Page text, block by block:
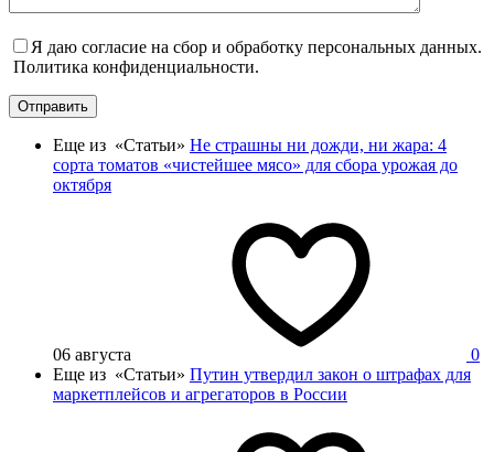
Я даю согласие на сбор и обработку персональных данных.
Политика конфиденциальности.
Отправить
Еще из «Статьи» Не страшны ни дожди, ни жара: 4
сорта томатов «чистейшее мясо» для сбора урожая до
октября
06 августа
0
Еще из «Статьи» Путин утвердил закон о штрафах для
маркетплейсов и агрегаторов в России